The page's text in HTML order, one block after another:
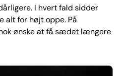
I hvert fald sidder
alt for højt oppe. På
ønske at få sædet længere